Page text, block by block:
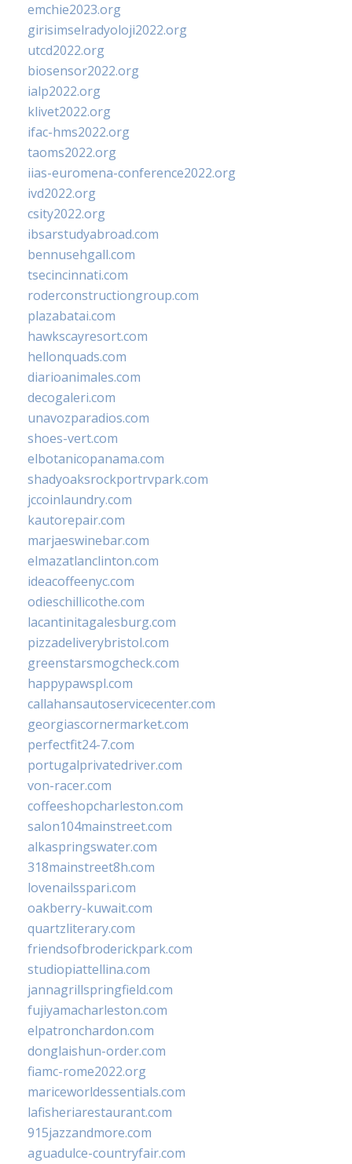
emchie2023.org
girisimselradyoloji2022.org
utcd2022.org
biosensor2022.org
ialp2022.org
klivet2022.org
ifac-hms2022.org
taoms2022.org
iias-euromena-conference2022.org
ivd2022.org
csity2022.org
ibsarstudyabroad.com
bennusehgall.com
tsecincinnati.com
roderconstructiongroup.com
plazabatai.com
hawkscayresort.com
hellonquads.com
diarioanimales.com
decogaleri.com
unavozparadios.com
shoes-vert.com
elbotanicopanama.com
shadyoaksrockportrvpark.com
jccoinlaundry.com
kautorepair.com
marjaeswinebar.com
elmazatlanclinton.com
ideacoffeenyc.com
odieschillicothe.com
lacantinitagalesburg.com
pizzadeliverybristol.com
greenstarsmogcheck.com
happypawspl.com
callahansautoservicecenter.com
georgiascornermarket.com
perfectfit24-7.com
portugalprivatedriver.com
von-racer.com
coffeeshopcharleston.com
salon104mainstreet.com
alkaspringswater.com
318mainstreet8h.com
lovenailsspari.com
oakberry-kuwait.com
quartzliterary.com
friendsofbroderickpark.com
studiopiattellina.com
jannagrillspringfield.com
fujiyamacharleston.com
elpatronchardon.com
donglaishun-order.com
fiamc-rome2022.org
mariceworldessentials.com
lafisheriarestaurant.com
915jazzandmore.com
aguadulce-countryfair.com